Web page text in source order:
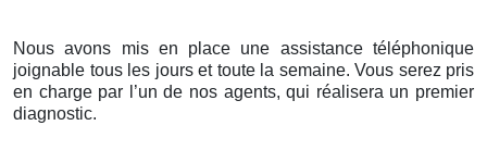
Nous avons mis en place une assistance téléphonique
joignable tous les jours et toute la semaine. Vous serez pris
en charge par l’un de nos agents, qui réalisera un premier
diagnostic.